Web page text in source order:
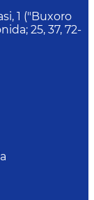
1 ("Buxoro
25, 37, 72-